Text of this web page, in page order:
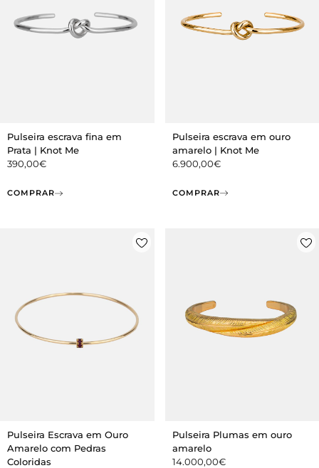
Pulseira escrava fina em
Prata | Knot Me
390,00€
COMPRAR
Pulseira escrava em ouro
amarelo | Knot Me
6.900,00€
COMPRAR
Pulseira Escrava em Ouro
Amarelo com Pedras
Coloridas
Pulseira Plumas em ouro
amarelo
14.000,00€